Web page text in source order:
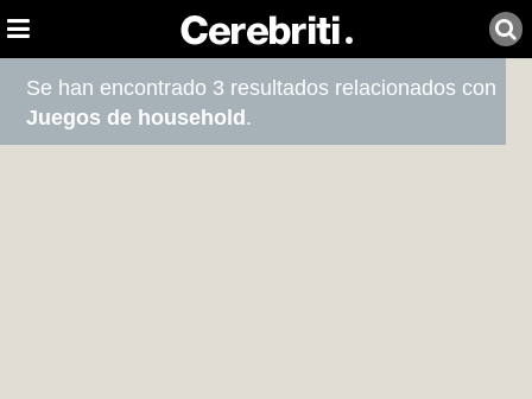
Se han encontrado 3 resultados relacionados con
Juegos de household .